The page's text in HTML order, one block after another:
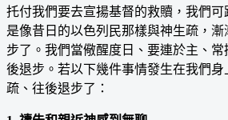
托付我們要去宣揚基督的救贖，我們
是像昔日的以色列民那樣與神生疏，
步了。我們當儆醒度日、要連於主、
後退步。若以下幾件事情發生在我們
疏、往後退步了：